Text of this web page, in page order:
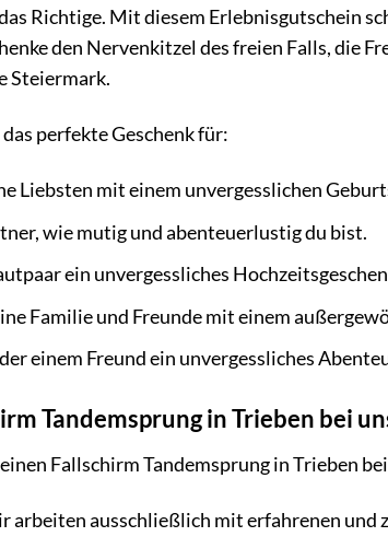
Richtige. Mit diesem Erlebnisgutschein
den Nervenkitzel des freien Falls, die
Steiermark.
perfekte Geschenk für:
Liebsten mit einem unvergesslichen
wie mutig und abenteuerlustig du bist.
ein unvergessliches
Familie und Freunde mit einem
einem Freund ein unvergessliches
Tandemsprung in Trieben bei
Fallschirm Tandemsprung in Trieben
arbeiten ausschließlich mit erfahrenen und